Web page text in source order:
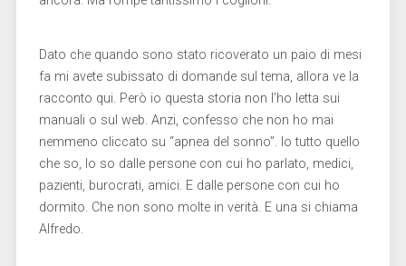
Dato che quando sono stato ricoverato un paio di mesi
fa mi avete subissato di domande sul tema, allora ve la
racconto qui. Però io questa storia non l’ho letta sui
manuali o sul web. Anzi, confesso che non ho mai
nemmeno cliccato su “apnea del sonno”. Io tutto quello
che so, lo so dalle persone con cui ho parlato, medici,
pazienti, burocrati, amici. E dalle persone con cui ho
dormito. Che non sono molte in verità. E una si chiama
Alfredo.